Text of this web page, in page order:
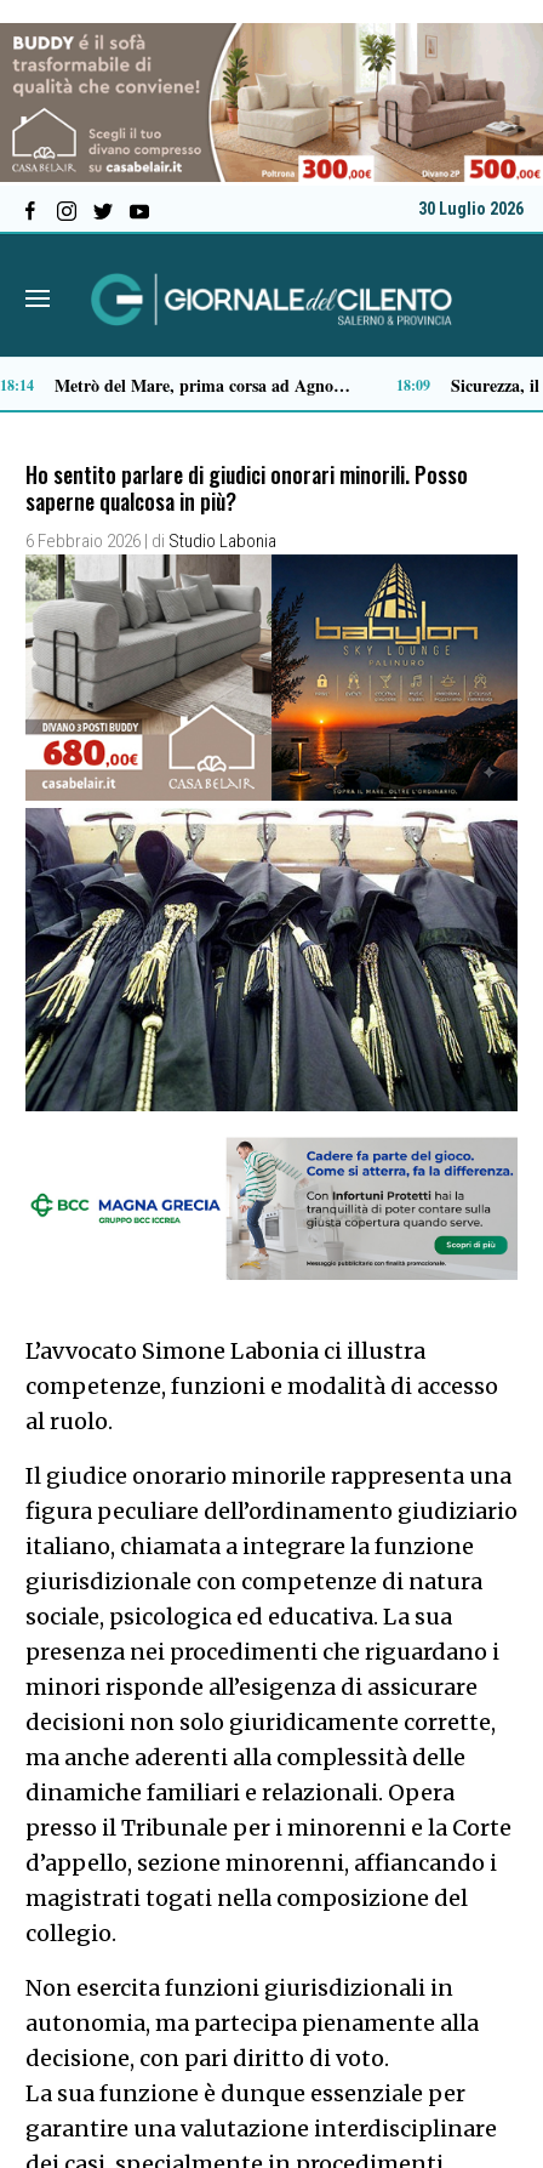
30 Luglio 2026
Premio Terre del Bussento, si alza il sipario: stasera Roberto Fico apre l’11ª edizione 14:35 Capaccio Paestum spazio di legalità: oltre 43 ettari di beni confiscati destinati a progetti sociali 14:14
Ho sentito parlare di giudici onorari minorili. Posso
saperne qualcosa in più?
6 Febbraio 2026 | di Studio Labonia
L’avvocato Simone Labonia ci illustra
competenze, funzioni e modalità di accesso
al ruolo.
Il giudice onorario minorile rappresenta una
figura peculiare dell’ordinamento giudiziario
italiano, chiamata a integrare la funzione
giurisdizionale con competenze di natura
sociale, psicologica ed educativa. La sua
presenza nei procedimenti che riguardano i
minori risponde all’esigenza di assicurare
decisioni non solo giuridicamente corrette,
ma anche aderenti alla complessità delle
dinamiche familiari e relazionali. Opera
presso il Tribunale per i minorenni e la Corte
d’appello, sezione minorenni, affiancando i
magistrati togati nella composizione del
collegio.
Non esercita funzioni giurisdizionali in
autonomia, ma partecipa pienamente alla
decisione, con pari diritto di voto.
La sua funzione è dunque essenziale per
garantire una valutazione interdisciplinare